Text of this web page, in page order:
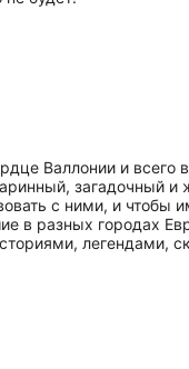
Валлонии и
загадочный
с ними, и чтобы
в разных городах
легендами,